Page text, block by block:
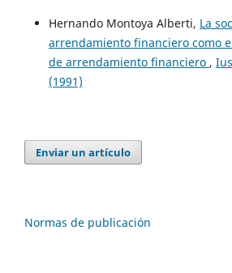
Hernando Montoya Alberti, La
arrendamiento financiero como
de arrendamiento financiero ,
(1991)
Enviar un artículo
Normas de publicación